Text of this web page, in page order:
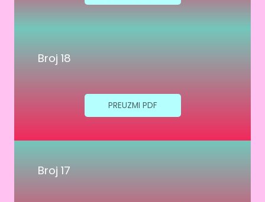
Broj 18
PREUZMI PDF
Broj 17